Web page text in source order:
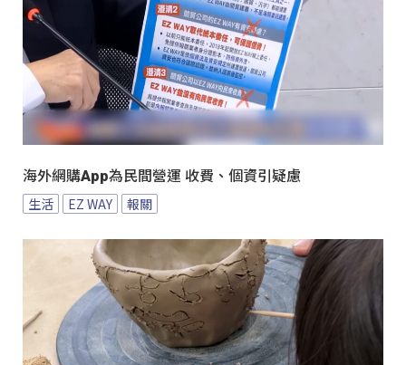
海外網購App為民間營運 收費、個資引疑慮
生活 EZ WAY 報關